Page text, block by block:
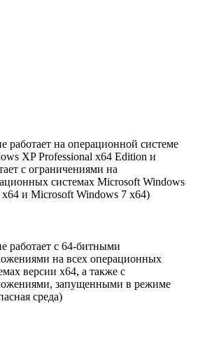
работает на операционной системе
XP Professional x64 Edition и
с ограничениями на
системах Microsoft Windows
x64 и Microsoft Windows 7 x64)
работает с 64-битными
на всех операционных
версии x64, а также с
запущенными в режиме
среда)